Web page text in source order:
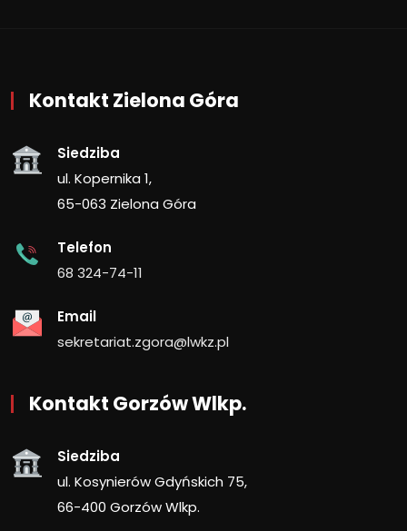
Kontakt Zielona Góra
Siedziba
ul. Kopernika 1,
65-063 Zielona Góra
Telefon
68 324-74-11
Email
sekretariat.zgora@lwkz.pl
Kontakt Gorzów Wlkp.
Siedziba
ul. Kosynierów Gdyńskich 75,
66-400 Gorzów Wlkp.